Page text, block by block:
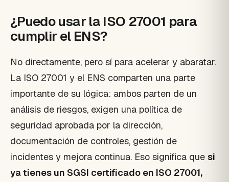
¿Puedo usar la ISO 27001 para
cumplir el ENS?
No directamente, pero sí para acelerar y abaratar.
La ISO 27001 y el ENS comparten una parte
importante de su lógica: ambos parten de un
análisis de riesgos, exigen una política de
seguridad aprobada por la dirección,
documentación de controles, gestión de
incidentes y mejora continua. Eso significa que si
ya tienes un SGSI certificado en ISO 27001,